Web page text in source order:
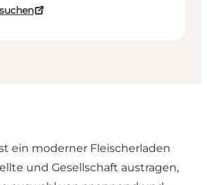
ein moderner Fleischerladen
und Gesellschaft austragen,